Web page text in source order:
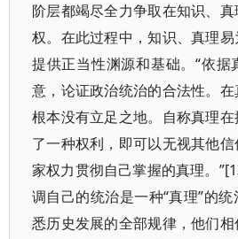
阶层都竭尽全力争取在知识、
权。在此过程中，知识、真理
提供正当性渊源和基础。“依据
意，论证政治统治的合法性。
根本没有立足之地。自称真理
了一种权利，即可以无视其他
家权力贯彻自己掌握的真理。
调自己的统治是一种“真理”的
悉历史发展的全部规律，他们